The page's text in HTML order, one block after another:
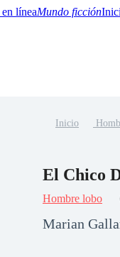
Mundo ficción
Inicio
El Chico
Hombre lobo
Marian